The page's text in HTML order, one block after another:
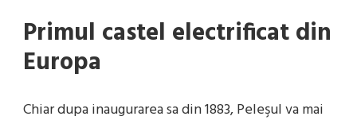
Primul castel electrificat din
Europa
Chiar dupa inaugurarea sa din 1883, Peleşul va mai